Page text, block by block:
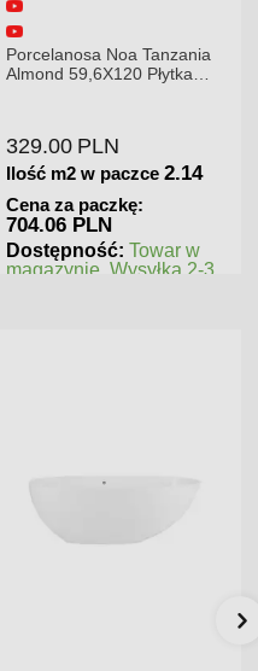
Porcelanosa Noa Tanzania
Almond 59,6X120 Płytka
329.00 PLN
Ilość m2 w paczce 2.14
Cena za paczkę:
704.06 PLN
Dostępność: Towar w
magazynie. Wysyłka 2-3